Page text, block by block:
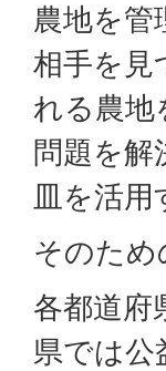
農地を
相手を見
れる農地
問題を解
皿を活用
そのた
各都道府
県では公